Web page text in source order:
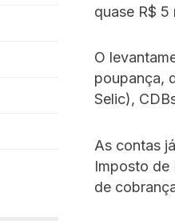
quase R$ 5
O
poupança,
Selic),
As contas
Imposto de
de